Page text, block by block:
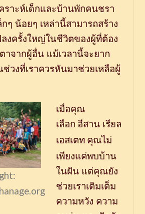
ราะห์เด็กและบ้านพักคนชรา
กๆ น้อยๆ เหล่านี้สามารถสร้าง
งครั้งใหญ่ในชีวิตของผู้ที่ต้อง
าจากผู้อื่น แม้เวลานี้จะยาก
ช่วงที่เราควรหันมาช่วยเหลือผู้
เมื่อคุณ
เลือก อีสาน เรียล
เอสเตท คุณไม่
เพียงแค่พบบ้าน
ในฝัน แต่คุณยัง
ช่วยเราเติมเต็ม
ความหวัง ความ